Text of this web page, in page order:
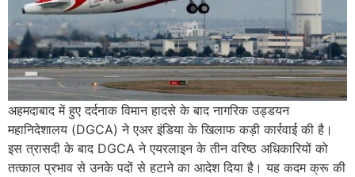
अहमदाबाद में हुए दर्दनाक विमान हादसे के बाद नागरिक उड्डयन
महानिदेशालय (DGCA) ने एअर इंडिया के खिलाफ कड़ी कार्रवाई की है।
इस त्रासदी के बाद DGCA ने एयरलाइन के तीन वरिष्ठ अधिकारियों को
तत्काल प्रभाव से उनके पदों से हटाने का आदेश दिया है। यह कदम क्रू की